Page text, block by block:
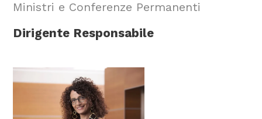
Ministri e Conferenze Permanenti
Dirigente Responsabile